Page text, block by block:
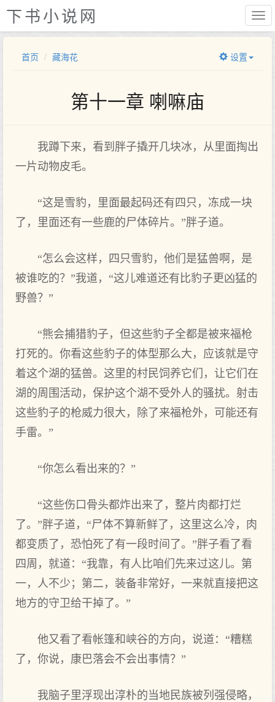
下书小说网
首页 藏海花 设置
第十一章 喇嘛庙
我蹲下来，看到胖子撬开几块冰，从里面掏出
一片动物皮毛。
“这是雪豹，里面最起码还有四只，冻成一块
了，里面还有一些鹿的尸体碎片。”胖子道。
“怎么会这样，四只雪豹，他们是猛兽啊，是
被谁吃的？”我道，“这儿难道还有比豹子更凶猛的
野兽？”
“熊会捕猎豹子，但这些豹子全都是被来福枪
打死的。你看这些豹子的体型那么大，应该就是守
着这个湖的猛兽。这里的村民饲养它们，让它们在
湖的周围活动，保护这个湖不受外人的骚扰。射击
这些豹子的枪威力很大，除了来福枪外，可能还有
手雷。”
“你怎么看出来的？”
“这些伤口骨头都炸出来了，整片肉都打烂
了。”胖子道，“尸体不算新鲜了，这里这么冷，肉
都变质了，恐怕死了有一段时间了。”胖子看了看
四周，就道：“我靠，有人比咱们先来过这儿。第
一，人不少；第二，装备非常好，一来就直接把这
地方的守卫给干掉了。”
他又看了看帐篷和峡谷的方向，说道：“糟糕
了，你说，康巴落会不会出事情？”
我脑子里浮现出淳朴的当地民族被列强侵略，